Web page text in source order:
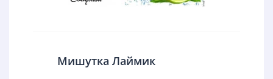
Мишутка Лаймик